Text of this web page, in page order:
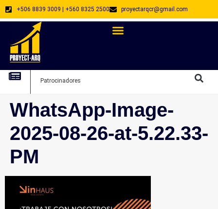
+506 8839 3009 | +560 8325 2500 proyectarqcr@gmail.com
Patrocinadores
WhatsApp-Image-
2025-08-26-at-5.22.33-
PM